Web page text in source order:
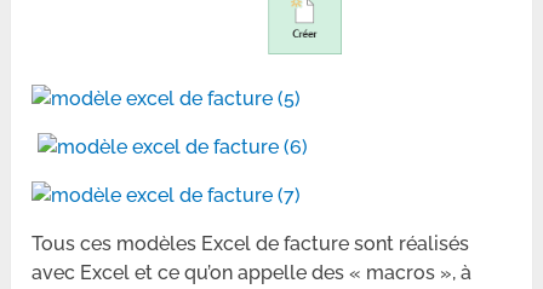
Tous ces modèles Excel de facture sont réalisés
avec Excel et ce qu’on appelle des « macros », à